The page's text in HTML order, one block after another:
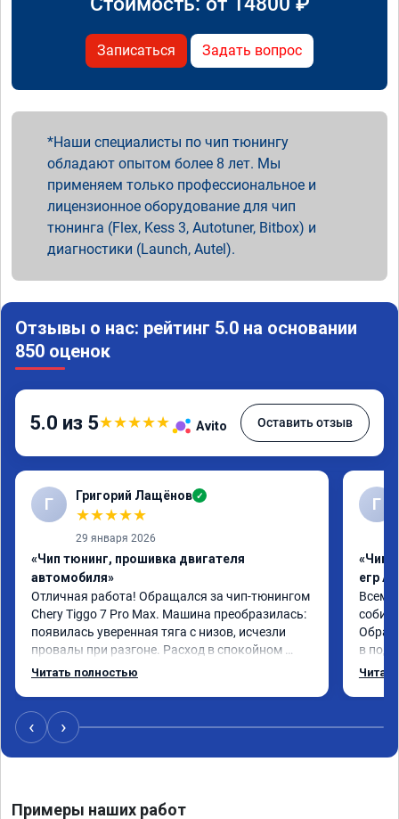
Записаться Задать вопрос
Наши специалисты по чип тюнингу
обладают опытом более 8 лет. Мы
применяем только профессиональное и
лицензионное оборудование для чип
тюнинга (Flex, Kess 3, Autotuner, Bitbox) и
диагностики (Launch, Autel).
Отзывы о нас: рейтинг 5.0 на основании
850 оценок
5.0 из 5★★★★★ Avito Оставить отзыв
Г Григорий Лащёнов ✓
★★★★★
29 января 2026
«Чип тюнинг, прошивка двигателя
автомобиля»
Отличная работа! Обращался за чип-тюнингом
Chery Tiggo 7 Pro Max. Машина преобразилась:
появилась уверенная тяга с низов, исчезли
провалы при разгоне. Расход в спокойном
режиме даже немного снизился. Все сделали
Читать полностью
Г
«Чип
егр
Всем
в
‹ ›
Примеры наших работ